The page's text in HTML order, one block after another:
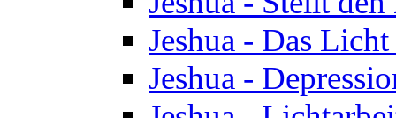
Jeshua - Das
Jeshua -